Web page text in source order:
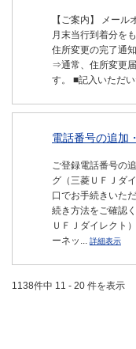
【ご案内】 メー
月末当行到着分を
住所変更の完了通
⇒通常、住所変更
す。 ■記入いただ
電話番号の追加
ご登録電話番号の
グ（三菱ＵＦＪダ
口でお手続きいた
続き方法をご確認
ＵＦＪダイレクト
ーネッ... 詳細表示
1138件中 11 - 20 件を表示